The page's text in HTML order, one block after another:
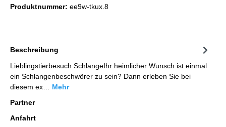
Produktnummer: ee9w-tkux.8
Beschreibung
Lieblingstierbesuch SchlangeIhr heimlicher Wunsch ist einmal
ein Schlangenbeschwörer zu sein? Dann erleben Sie bei
diesem ex… Mehr
Partner
Anfahrt